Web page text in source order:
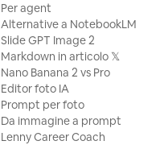
Per agent
Alternative a NotebookLM
Slide GPT Image 2
Markdown in articolo 𝕏
Nano Banana 2 vs Pro
Editor foto IA
Prompt per foto
Da immagine a prompt
Lenny Career Coach